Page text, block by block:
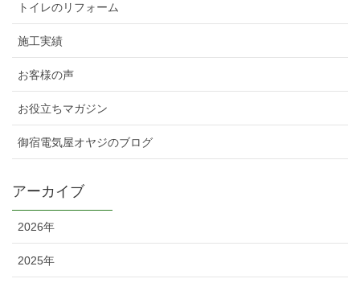
トイレのリフォーム
施工実績
お客様の声
お役立ちマガジン
御宿電気屋オヤジのブログ
アーカイブ
2026年
2025年